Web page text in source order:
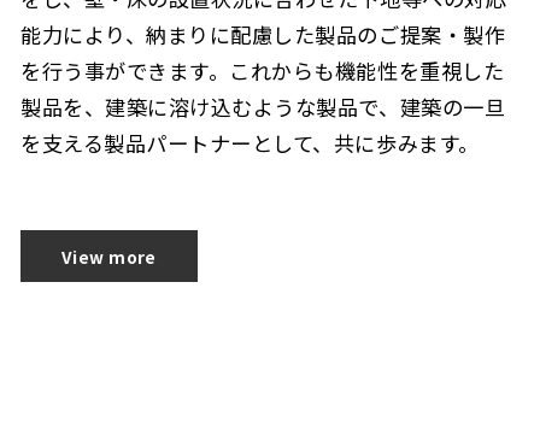
能力により、納まりに配慮した製品のご提案・製作
を行う事ができます。これからも機能性を重視した
製品を、建築に溶け込むような製品で、建築の一旦
を支える製品パートナーとして、共に歩みます。
View more